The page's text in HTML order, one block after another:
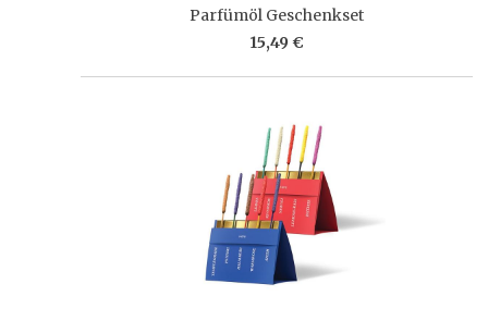
Parfümöl Geschenkset
15,49 €